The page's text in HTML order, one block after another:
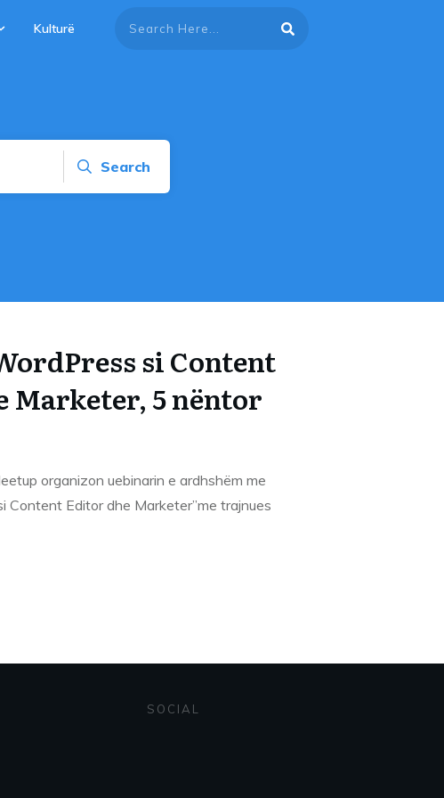
Kulturë
Search
si Content
Marketer, 5 nëntor
organizon uebinarin e ardhshëm me
Content Editor dhe Marketer”me trajnues
SOCIAL